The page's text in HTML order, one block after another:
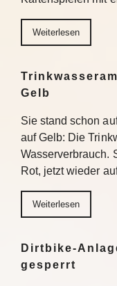
Weiterlesen
Gelb
Sie stand schon
auf Gelb: Die
Wasserverbrauch.
Rot, jetzt wieder
Weiterlesen
Dirtbike-
gesperrt